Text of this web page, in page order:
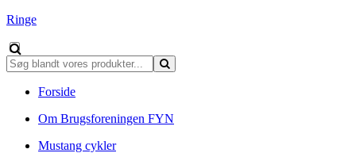
Ringe
Forside
Om Brugsforeningen FYN
Mustang cykler